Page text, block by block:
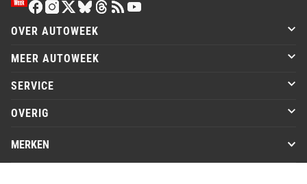
OVER AUTOWEEK
MEER AUTOWEEK
SERVICE
OVERIG
MERKEN